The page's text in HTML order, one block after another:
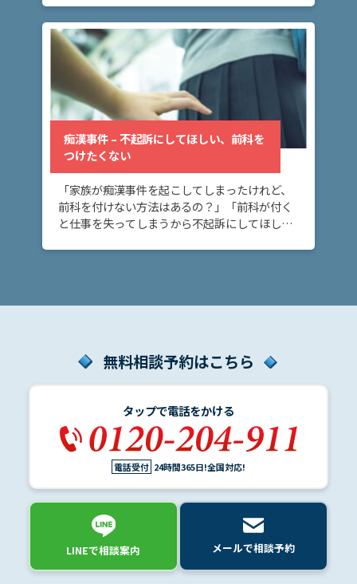
ージでは […]
痴漢事件 – 不起訴にしてほしい、前科を
つけたくない
「家族が痴漢事件を起こしてしまったけれど、
前科を付けない方法はあるの？」「前科が付く
と仕事を失ってしまうから不起訴にしてほし
無料相談予約はこちら
タップで電話をかける
電話受付 24時間365日!全国対応!
LINEで相談案内 メールで相談予約